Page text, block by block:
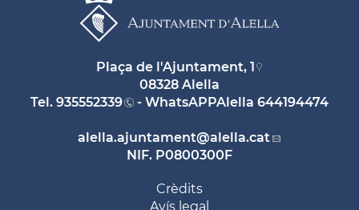
Plaça de l'Ajuntament, 1
08328 Alella
Tel. 935552339 - WhatsAPPAlella 644194474
alella.ajuntament@alella.cat
NIF. P0800300F
Crèdits
Avís legal